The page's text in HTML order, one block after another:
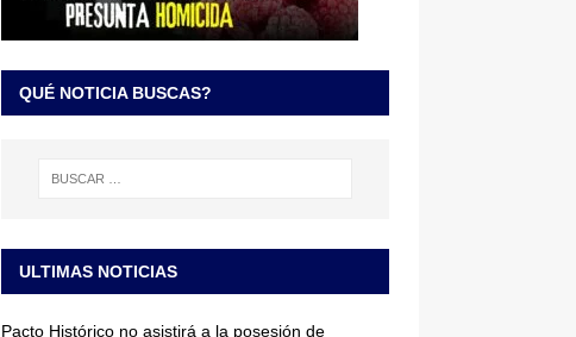
QUÉ NOTICIA BUSCAS?
ULTIMAS NOTICIAS
Pacto Histórico no asistirá a la posesión de